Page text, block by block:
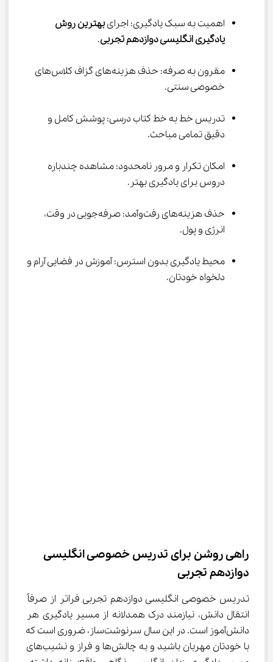
اهمیت به سبک یادگیری: اجرای بهترین روش
یادگیری انگلیسی دوازدهم تجربی.
مقرون به صرفه: حذف هزینه‌های گزاف کلاس‌های
خصوصی سنتی.
تدریس خط به خط کتاب درسی: پوشش کامل و
دقیق تمامی مباحث.
امکان تکرار و مرور نامحدود: مشاهده چندباره
دروس برای یادگیری بهتر.
حذف هزینه‌های رفت‌وآمد: صرفه‌جویی در وقت،
انرژی و پول.
محیط یادگیری بدون استرس: آموزش در فضایی آرام و
دلخواه خودتان.
راهی روشن برای تدریس خصوصی انگلیسی
دوازدهم تجربی
تدریس خصوصی انگلیسی دوازدهم تجربی فراتر از صرفاً
انتقال دانش، نیازمند درک همدلانه از مسیر یادگیری هر
دانش‌آموز است. در این سال سرنوشت‌ساز، ضروری است که
با خودتان مهربان باشید و به چالش‌ها و فراز و نشیب‌های